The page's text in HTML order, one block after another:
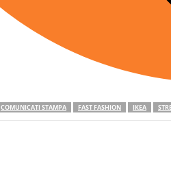
COMUNICATI STAMPA FAST FASHION IKEA